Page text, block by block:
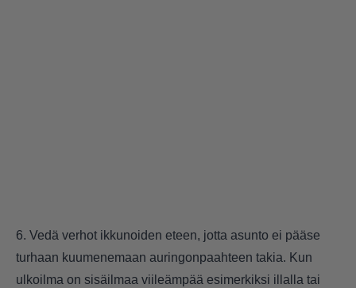
6. Vedä verhot ikkunoiden eteen, jotta asunto ei pääse
turhaan kuumenemaan auringonpaahteen takia. Kun
ulkoilma on sisäilmaa viileämpää esimerkiksi illalla tai